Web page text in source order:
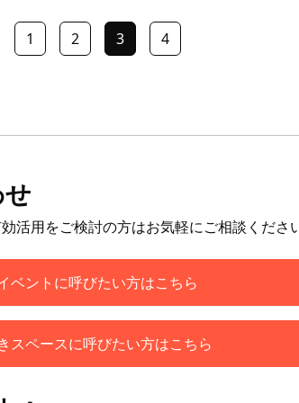
1 2 3 4
活用をご検討の方はお気軽にご相談くださ
ベントに呼びたい方はこちら
スペースに呼びたい方はこちら